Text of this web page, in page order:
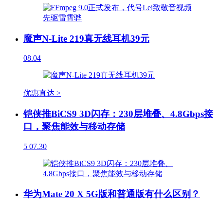
魔声N-Lite 219真无线耳机39元
08.04
优惠直达 >
铠侠推BiCS9 3D闪存：230层堆叠、4.8Gbps接
口，聚焦能效与移动存储
5 07.30
华为Mate 20 X 5G版和普通版有什么区别？